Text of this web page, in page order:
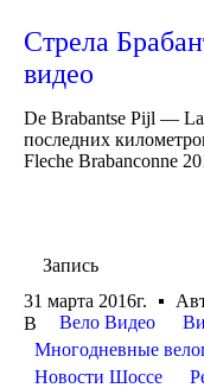
Стрела
видео
De Brabantse Pijl —
последних
Fleche Brabanconne
Запись
31 марта 2016г.
В
Вело Видео
Многодневные
Новости Шоссе